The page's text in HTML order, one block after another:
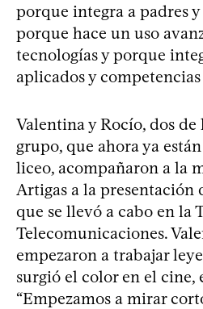
porque integra a padres y
porque hace un uso
tecnologías y porque
aplicados y competencias
Valentina y Rocío, dos de
grupo, que ahora ya
liceo, acompañaron a la
Artigas a la presentación
que se llevó a cabo en la
Telecomunicaciones.
empezaron a trabajar
surgió el color en el cine,
“Empezamos a mirar